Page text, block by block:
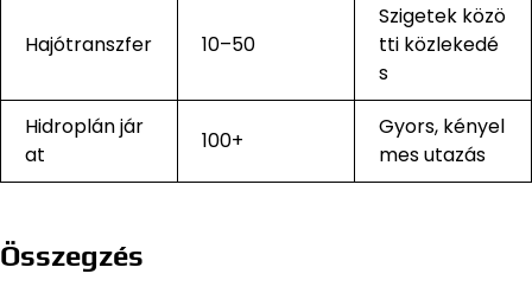
Hajótranszfer 10–50
Szigetek közö
tti közlekedé
s
Hidroplán jár
at
100+
Gyors, kényel
mes utazás
Összegzés